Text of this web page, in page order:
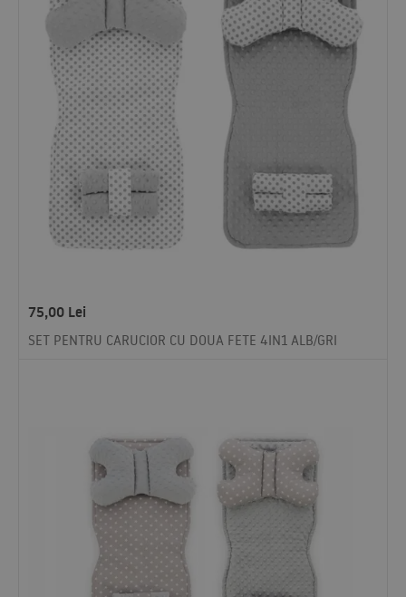
75,00 Lei
SET PENTRU CARUCIOR CU DOUA FETE 4IN1 ALB/GRI